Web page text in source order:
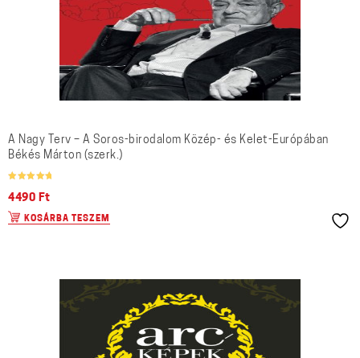
A Nagy Terv – A Soros-birodalom Közép- és Kelet-Európában
Békés Márton (szerk.)
5.00/ 5
4490 Ft
KOSÁRBA TESZEM